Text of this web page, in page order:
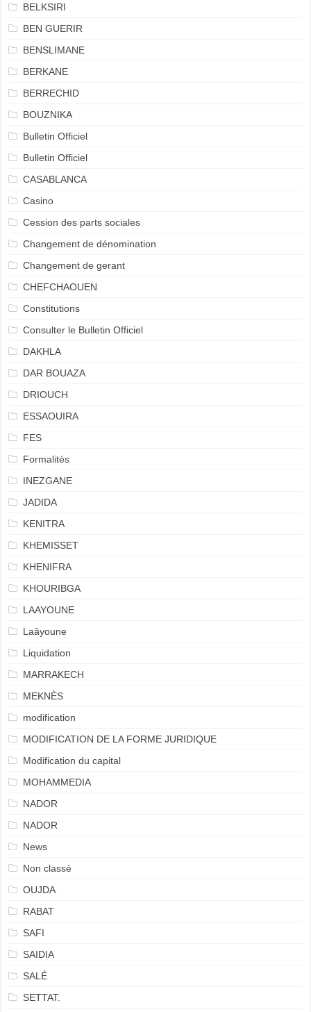
BELKSIRI
BEN GUERIR
BENSLIMANE
BERKANE
BERRECHID
BOUZNIKA
Bulletin Officiel
Bulletin Officiel
CASABLANCA
Casino
Cession des parts sociales
Changement de dénomination
Changement de gerant
CHEFCHAOUEN
Constitutions
Consulter le Bulletin Officiel
DAKHLA
DAR BOUAZA
DRIOUCH
ESSAOUIRA
FES
Formalités
INEZGANE
JADIDA
KENITRA
KHEMISSET
KHENIFRA
KHOURIBGA
LAAYOUNE
Laâyoune
Liquidation
MARRAKECH
MEKNÈS
modification
MODIFICATION DE LA FORME JURIDIQUE
Modification du capital
MOHAMMEDIA
NADOR
NADOR
News
Non classé
OUJDA
RABAT
SAFI
SAIDIA
SALÉ
SETTAT.